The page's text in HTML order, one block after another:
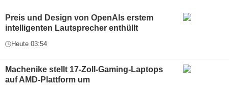
Preis und Design von OpenAIs erstem
intelligenten Lautsprecher enthüllt
Heute 03:54
Machenike stellt 17-Zoll-Gaming-Laptops
auf AMD-Plattform um